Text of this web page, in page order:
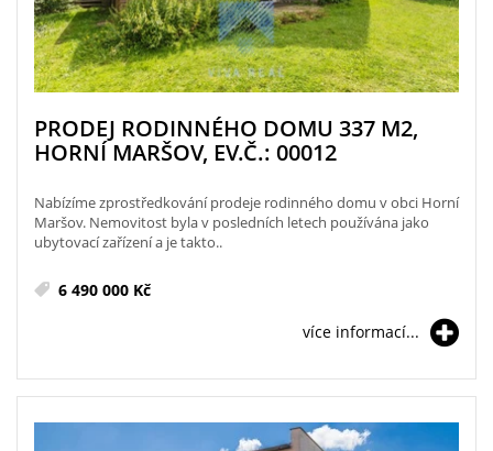
PRODEJ RODINNÉHO DOMU 337 M2,
HORNÍ MARŠOV, EV.Č.: 00012
Nabízíme zprostředkování prodeje rodinného domu v obci Horní
Maršov. Nemovitost byla v posledních letech používána jako
ubytovací zařízení a je takto..
6 490 000 Kč
více informací...